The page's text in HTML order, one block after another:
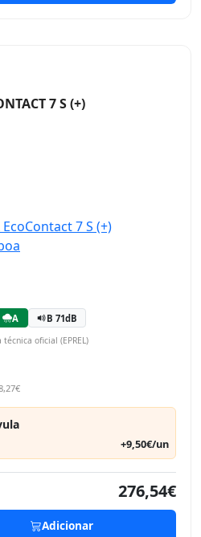
7 S (+)
A B 71dB
técnica oficial (EPREL)
+9,50€/un
276,54€
Adicionar